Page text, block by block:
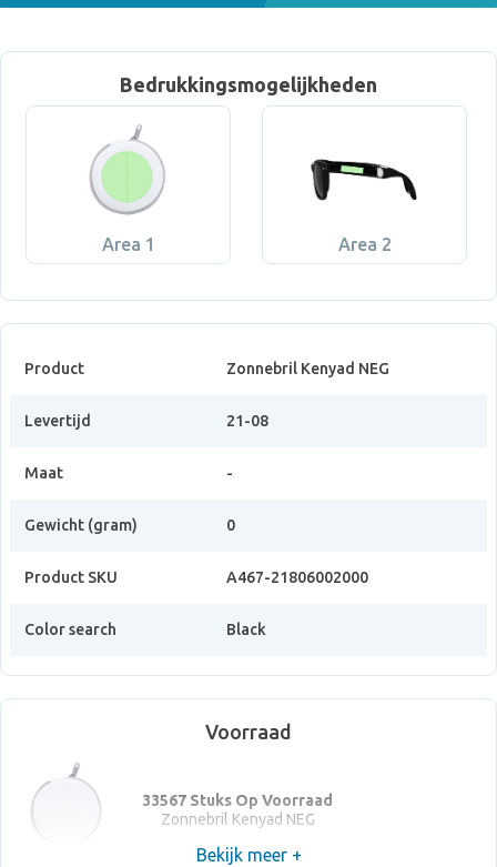
Bedrukkingsmogelijkheden
Area 1 Area 2
Product Zonnebril Kenyad NEG
Levertijd 21-08
Maat -
Gewicht (gram) 0
Product SKU A467-21806002000
Color search Black
Voorraad
33567 Stuks Op Voorraad
Zonnebril Kenyad NEG
Bekijk meer +